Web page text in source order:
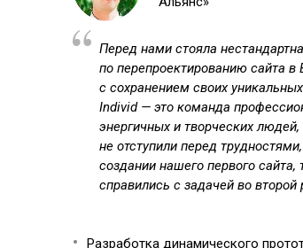
Перед нами стояла
по перепроектированию сайта в
с сохранением своих
Individ — это команда
энергичных и творческих
не отступили перед
создании нашего первого сайта,
справились с задачей во второй
Разработка динамического